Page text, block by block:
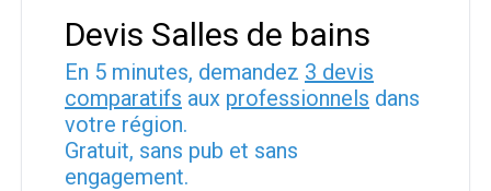
Devis Salles de bains
En 5 minutes, demandez 3 devis
comparatifs aux professionnels dans
votre région.
Gratuit, sans pub et sans
engagement.